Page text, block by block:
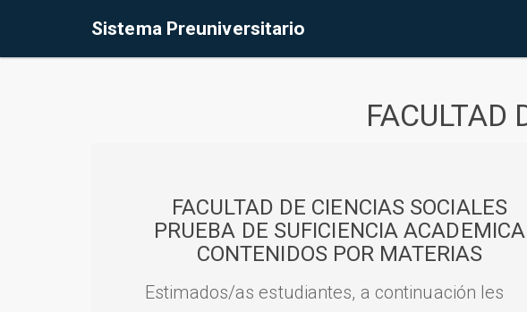
Sistema Preuniversitario
FACULTAD
FACULTAD DE CIENCIAS SOCIALES
PRUEBA DE SUFICIENCIA ACADEMICA
CONTENIDOS POR MATERIAS
Estimados/as estudiantes, a continuación les